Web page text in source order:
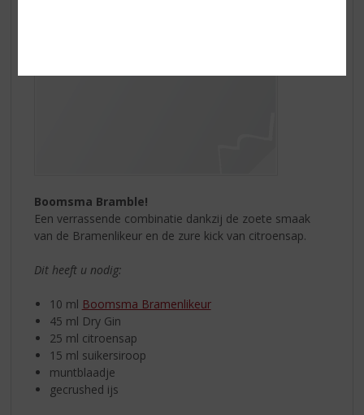
Boomsma Bramble!
Een verrassende combinatie dankzij de zoete smaak
van de Bramenlikeur en de zure kick van citroensap.
Dit heeft u nodig:
10 ml Boomsma Bramenlikeur
45 ml Dry Gin
25 ml citroensap
15 ml suikersiroop
muntblaadje
gecrushed ijs